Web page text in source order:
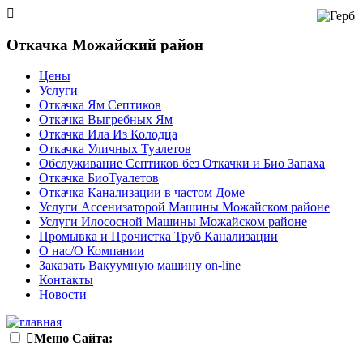
Откачка Можайский район
Цены
Услуги
Откачка Ям Септиков
Откачка Выгребных Ям
Откачка Ила Из Колодца
Откачка Уличных Туалетов
Обслуживание Септиков без Откачки и Био Запаха
Откачка БиоТуалетов
Откачка Канализации в частом Доме
Услуги Ассенизаторой Машины Можайском районе
Услуги Илососной Машины Можайском районе
Промывка и Прочистка Труб Канализации
О нас/О Компании
Заказать Вакуумную машину on-line
Контакты
Новости
Меню Сайта: